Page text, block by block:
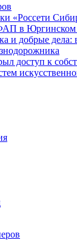
«Россети
в Юргинском
и добрые дела:
доступ к